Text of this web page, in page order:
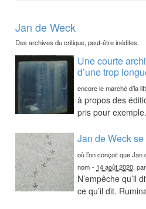
Jan de Weck
Des archives du critique, peut-être inédites.
Une courte
d’une trop
encore le marché d’la
à propos des
pris pour exemple.
Jan de Weck se
où l’on conçoit que
nom - 14 août 2020, par
N’empêche qu’il
ce qu’il dit.